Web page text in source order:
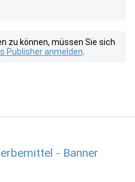
zu können, müssen Sie sich
Publisher anmelden
- Banner